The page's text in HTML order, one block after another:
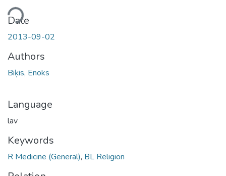
Date
2013-09-02
Authors
Biķis, Enoks
Language
lav
Keywords
R Medicine (General), BL Religion